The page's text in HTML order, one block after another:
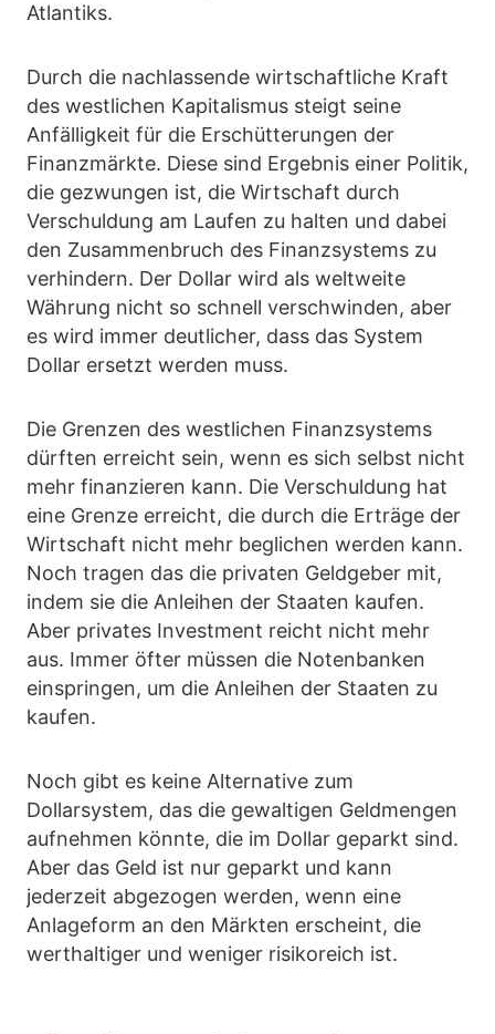
Atlantiks.
Durch die nachlassende wirtschaftliche Kraft
des westlichen Kapitalismus steigt seine
Anfälligkeit für die Erschütterungen der
Finanzmärkte. Diese sind Ergebnis einer Politik,
die gezwungen ist, die Wirtschaft durch
Verschuldung am Laufen zu halten und dabei
den Zusammenbruch des Finanzsystems zu
verhindern. Der Dollar wird als weltweite
Währung nicht so schnell verschwinden, aber
es wird immer deutlicher, dass das System
Dollar ersetzt werden muss.
Die Grenzen des westlichen Finanzsystems
dürften erreicht sein, wenn es sich selbst nicht
mehr finanzieren kann. Die Verschuldung hat
eine Grenze erreicht, die durch die Erträge der
Wirtschaft nicht mehr beglichen werden kann.
Noch tragen das die privaten Geldgeber mit,
indem sie die Anleihen der Staaten kaufen.
Aber privates Investment reicht nicht mehr
aus. Immer öfter müssen die Notenbanken
einspringen, um die Anleihen der Staaten zu
kaufen.
Noch gibt es keine Alternative zum
Dollarsystem, das die gewaltigen Geldmengen
aufnehmen könnte, die im Dollar geparkt sind.
Aber das Geld ist nur geparkt und kann
jederzeit abgezogen werden, wenn eine
Anlageform an den Märkten erscheint, die
werthaltiger und weniger risikoreich ist.